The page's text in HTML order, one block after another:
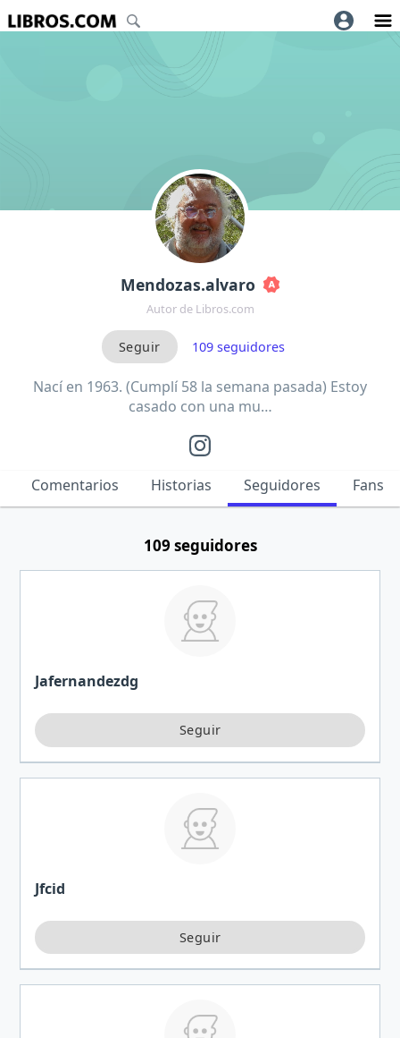
Mendozas.alvaro
Autor de Libros.com
109seguidores
Nací en 1963. (Cumplí 58 la semana pasada) Estoy
casado con una mu…
Comentarios Historias Seguidores Fans
109 seguidores
Jafernandezdg
Jfcid